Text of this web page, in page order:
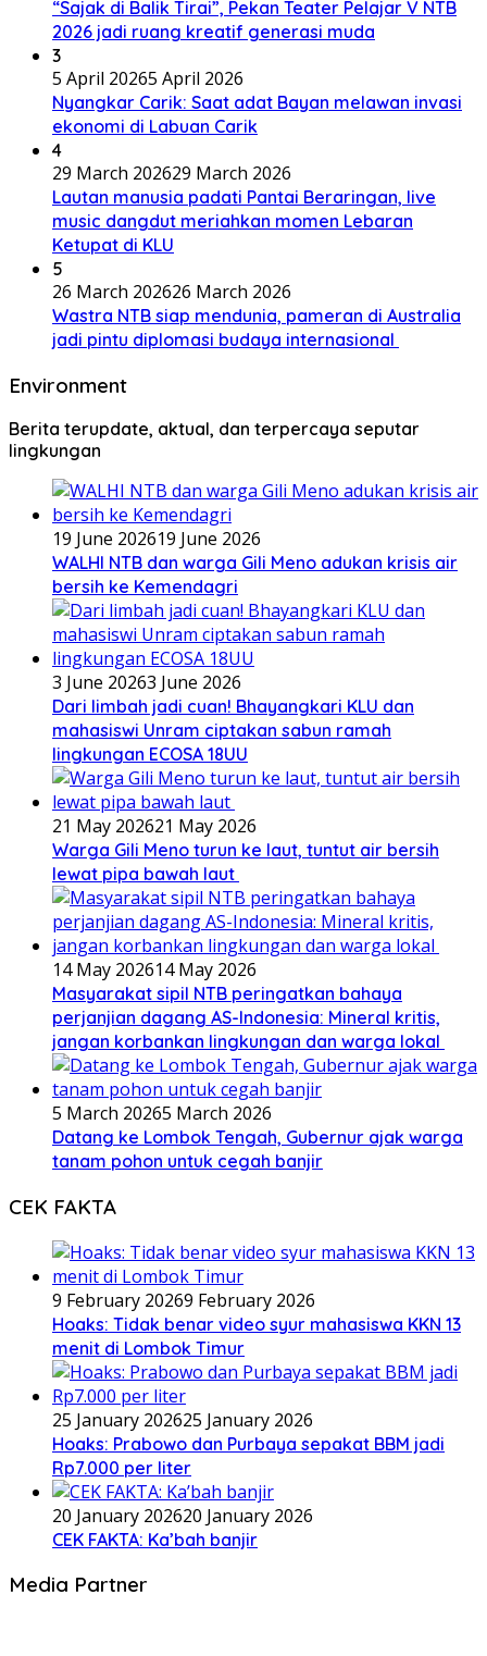
“Sajak di Balik Tirai”, Pekan Teater Pelajar V NTB
2026 jadi ruang kreatif generasi muda
3
5 April 20265 April 2026
Nyangkar Carik: Saat adat Bayan melawan invasi
ekonomi di Labuan Carik
4
29 March 202629 March 2026
Lautan manusia padati Pantai Beraringan, live
music dangdut meriahkan momen Lebaran
Ketupat di KLU
5
26 March 202626 March 2026
Wastra NTB siap mendunia, pameran di Australia
jadi pintu diplomasi budaya internasional
Environment
Berita terupdate, aktual, dan terpercaya seputar
lingkungan
19 June 202619 June 2026
WALHI NTB dan warga Gili Meno adukan krisis air
bersih ke Kemendagri
3 June 20263 June 2026
Dari limbah jadi cuan! Bhayangkari KLU dan
mahasiswi Unram ciptakan sabun ramah
lingkungan ECOSA 18UU
21 May 202621 May 2026
Warga Gili Meno turun ke laut, tuntut air bersih
lewat pipa bawah laut
14 May 202614 May 2026
Masyarakat sipil NTB peringatkan bahaya
perjanjian dagang AS-Indonesia: Mineral kritis,
jangan korbankan lingkungan dan warga lokal
5 March 20265 March 2026
Datang ke Lombok Tengah, Gubernur ajak warga
tanam pohon untuk cegah banjir
CEK FAKTA
9 February 20269 February 2026
Hoaks: Tidak benar video syur mahasiswa KKN 13
menit di Lombok Timur
25 January 202625 January 2026
Hoaks: Prabowo dan Purbaya sepakat BBM jadi
Rp7.000 per liter
20 January 202620 January 2026
CEK FAKTA: Ka’bah banjir
Media Partner